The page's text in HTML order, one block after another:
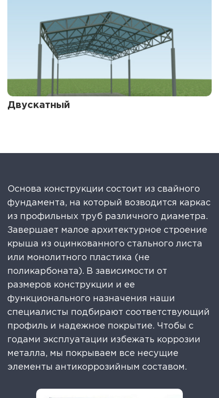
Двускатный
Основа конструкции состоит из свайного
фундамента, на который возводится каркас
из профильных труб различного диаметра.
Завершает малое архитектурное строение
крыша из оцинкованного стального листа
или монолитного пластика (не
поликарбоната). В зависимости от
размеров конструкции и ее
функционального назначения наши
специалисты подбирают соответствующий
профиль и надежное покрытие. Чтобы с
годами эксплуатации избежать коррозии
металла, мы покрываем все несущие
элементы антикоррозийным составом.